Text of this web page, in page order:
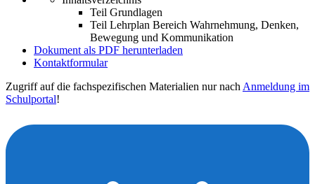
Teil Grundlagen
Teil Lehrplan Bereich Wahrnehmung, Denken,
Bewegung und Kommunikation
Dokument als PDF herunterladen
Kontaktformular
Zugriff auf die fachspezifischen Materialien nur nach Anmeldung im
Schulportal!